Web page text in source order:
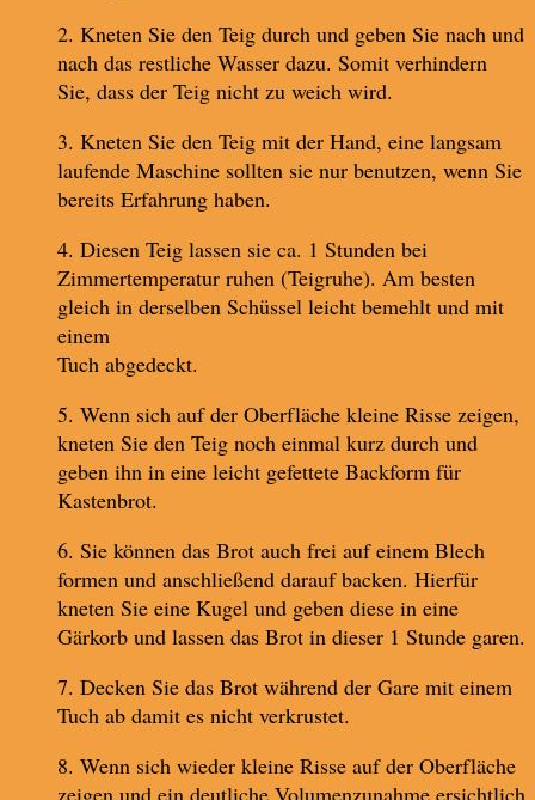
2. Kneten Sie den Teig durch und geben Sie nach und
nach das restliche Wasser dazu. Somit verhindern
Sie, dass der Teig nicht zu weich wird.
3. Kneten Sie den Teig mit der Hand, eine langsam
laufende Maschine sollten sie nur benutzen, wenn Sie
bereits Erfahrung haben.
4. Diesen Teig lassen sie ca. 1 Stunden bei
Zimmertemperatur ruhen (Teigruhe). Am besten
gleich in derselben Schüssel leicht bemehlt und mit
einem
Tuch abgedeckt.
5. Wenn sich auf der Oberfläche kleine Risse zeigen,
kneten Sie den Teig noch einmal kurz durch und
geben ihn in eine leicht gefettete Backform für
Kastenbrot.
6. Sie können das Brot auch frei auf einem Blech
formen und anschließend darauf backen. Hierfür
kneten Sie eine Kugel und geben diese in eine
Gärkorb und lassen das Brot in dieser 1 Stunde garen.
7. Decken Sie das Brot während der Gare mit einem
Tuch ab damit es nicht verkrustet.
8. Wenn sich wieder kleine Risse auf der Oberfläche